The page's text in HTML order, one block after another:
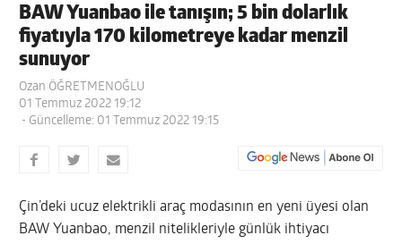
BAW Yuanbao ile tanışın; 5 bin dolarlık
fiyatıyla 170 kilometreye kadar menzil
sunuyor
Ozan ÖĞRETMENOĞLU
01 Temmuz 2022 19:12
- Güncelleme: 01 Temmuz 2022 19:15
Çin’deki ucuz elektrikli araç modasının en yeni üyesi olan
BAW Yuanbao, menzil nitelikleriyle günlük ihtiyacı